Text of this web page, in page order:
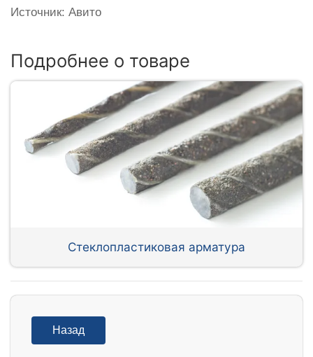
Источник: Авито
Подробнее о товаре
Стеклопластиковая арматура
Назад